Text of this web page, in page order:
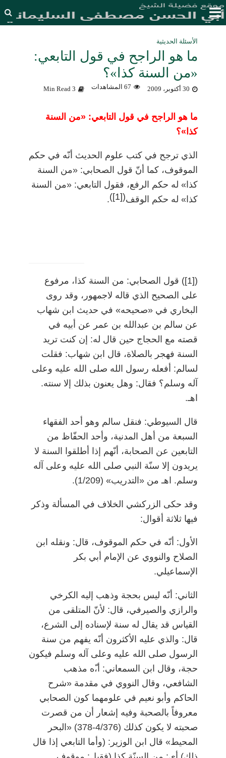
الأسئلة الحديثية
ما هو الراجح في قول التابعي:
«من السنة كذا»؟
30 أكتوبر، 2009 67 المشاهدات 3 Min Read
ما هو الراجح في قول التابعي: «من السنة
كذا»؟
الذي ترجح في كتب علوم الحديث أنّه في حكم
الموقوف، كما أنّ قول الصحابي: «من السنة
كذا» له حكم الرفع، فقول التابعي: «من السنة
كذا» له حكم الوقف(
[1]
)
.
([1])
قول الصحابي: من السنة كذا، مرفوع
على الصحيح الذي قاله لاجمهور، وقد روى
البخاري في «صحيحه» في حديث ابن شهاب
عن سالم بن عبدالله بن عمر عن أبيه في
قصته مع الحجاج حين قال له: إن كنت تريد
السنة فهجر بالصلاة، قال ابن شهاب: فقلت
لسالم: أفعله رسول الله صلى الله عليه وعلى
آله وسلم؟ فقال: وهل يعنون بذلك إلا سنته.
اهـ.
قال السيوطي: فنقل سالم وهو أحد الفقهاء
السبعة من أهل المدنية، وأحد الحفّاظ من
التابعين عن الصحابة، أنّهم إذا أطلقوا السنة لا
يريدون إلا سنّة النبي صلى الله عليه وعلى آله
وسلم. اهـ من «التدريب» (1/209).
وقد حكى الزركشي الخلاف في المسألة وذكر
فيها ثلاثة أقوال:
الأول: أنّه في حكم الموقوف، قال: ونقله ابن
الصلاح والنووي عن الإمام أبي بكر
الإسماعيلي.
الثاني: أنّه ليس بحجة وذهب إليه الكرخي
والرازي والصيرفي، قال: لأنّ المتلقى من
القياس قد يقال له سنة لإسناده إلى الشرع،
قال: والذي عليه الأكثرون أنّه يفهم من سنة
الرسول صلى الله عليه وعلى آله وسلم فيكون
حجة، وقال ابن السمعاني: أ،ّه مذهب
الشافعي، وقال النووي في مقدمة «شرح
الحاكم وأبو نعيم في علومهما كون الصحابي
معروفاً بالصحبة وفيه إشعار أن من قصرت
صحبته لا يكون كذلك (4/376-378) «البحر
المحيط» قال ابن الوزير: (وأما التابعي إذا قال